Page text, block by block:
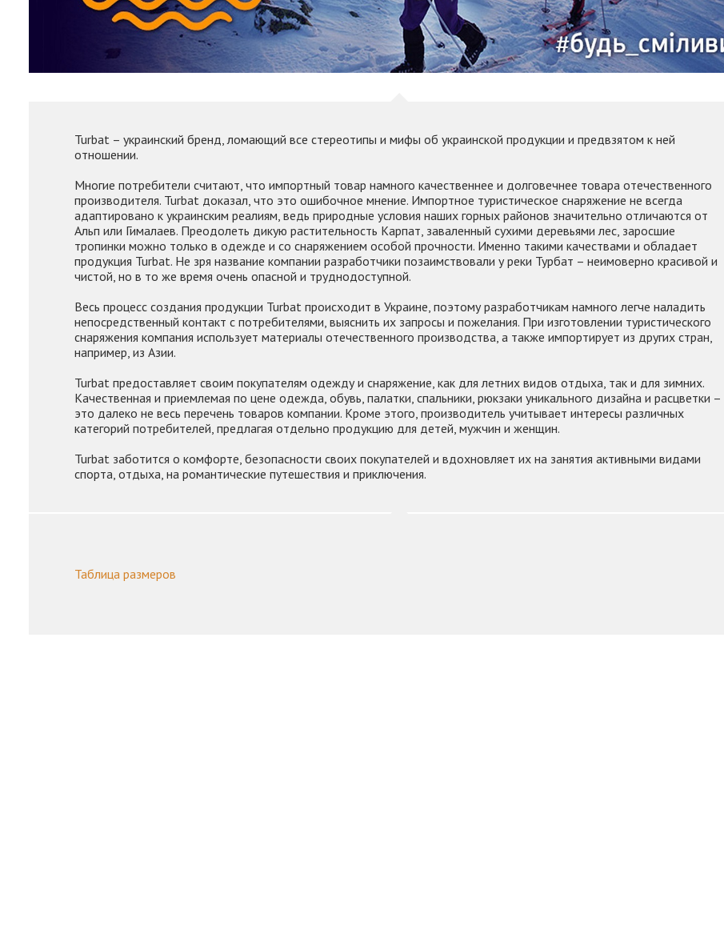
Turbat – украинский бренд, ломающий все стереотипы и мифы об украинской продукции и предвзятом к ней
отношении.
Многие потребители считают, что импортный товар намного качественнее и долговечнее товара отечественного
производителя. Turbat доказал, что это ошибочное мнение. Импортное туристическое снаряжение не всегда
адаптировано к украинским реалиям, ведь природные условия наших горных районов значительно отличаются от
Альп или Гималаев. Преодолеть дикую растительность Карпат, заваленный сухими деревьями лес, заросшие
тропинки можно только в одежде и со снаряжением особой прочности. Именно такими качествами и обладает
продукция Turbat. Не зря название компании разработчики позаимствовали у реки Турбат – неимоверно красивой и
чистой, но в то же время очень опасной и труднодоступной.
Весь процесс создания продукции Turbat происходит в Украине, поэтому разработчикам намного легче наладить
непосредственный контакт с потребителями, выяснить их запросы и пожелания. При изготовлении туристического
снаряжения компания использует материалы отечественного производства, а также импортирует из других стран,
например, из Азии.
Turbat предоставляет своим покупателям одежду и снаряжение, как для летних видов отдыха, так и для зимних.
Качественная и приемлемая по цене одежда, обувь, палатки, спальники, рюкзаки уникального дизайна и расцветки –
это далеко не весь перечень товаров компании. Кроме этого, производитель учитывает интересы различных
категорий потребителей, предлагая отдельно продукцию для детей, мужчин и женщин.
Turbat заботится о комфорте, безопасности своих покупателей и вдохновляет их на занятия активными видами
спорта, отдыха, на романтические путешествия и приключения.
Таблица размеров